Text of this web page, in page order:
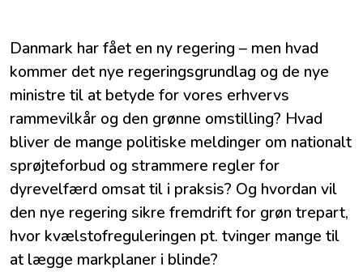
Danmark har fået en ny regering – men hvad
kommer det nye regeringsgrundlag og de nye
ministre til at betyde for vores erhvervs
rammevilkår og den grønne omstilling? Hvad
bliver de mange politiske meldinger om nationalt
sprøjteforbud og strammere regler for
dyrevelfærd omsat til i praksis? Og hvordan vil
den nye regering sikre fremdrift for grøn trepart,
hvor kvælstofreguleringen pt. tvinger mange til
at lægge markplaner i blinde?